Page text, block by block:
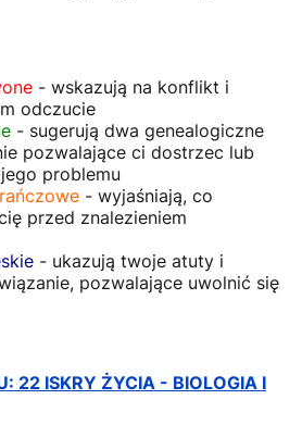
- wskazują na konflikt i
odczucie
- sugerują dwa genealogiczne
pozwalające ci dostrzec lub
problemu
- wyjaśniają, co
przed znalezieniem
- ukazują twoje atuty i
pozwalające uwolnić się
22 ISKRY ŻYCIA - BIOLOGIA I